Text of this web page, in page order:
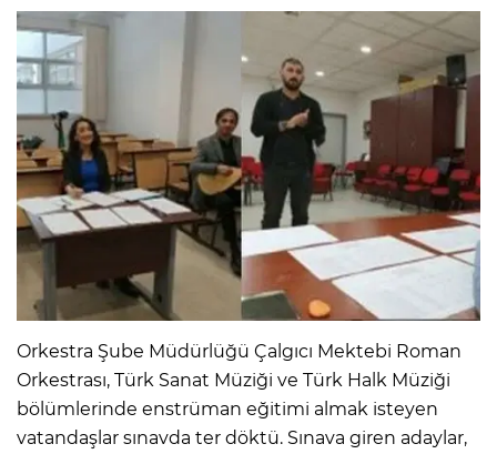
Orkestra Şube Müdürlüğü Çalgıcı Mektebi Roman
Orkestrası, Türk Sanat Müziği ve Türk Halk Müziği
bölümlerinde enstrüman eğitimi almak isteyen
vatandaşlar sınavda ter döktü. Sınava giren adaylar,